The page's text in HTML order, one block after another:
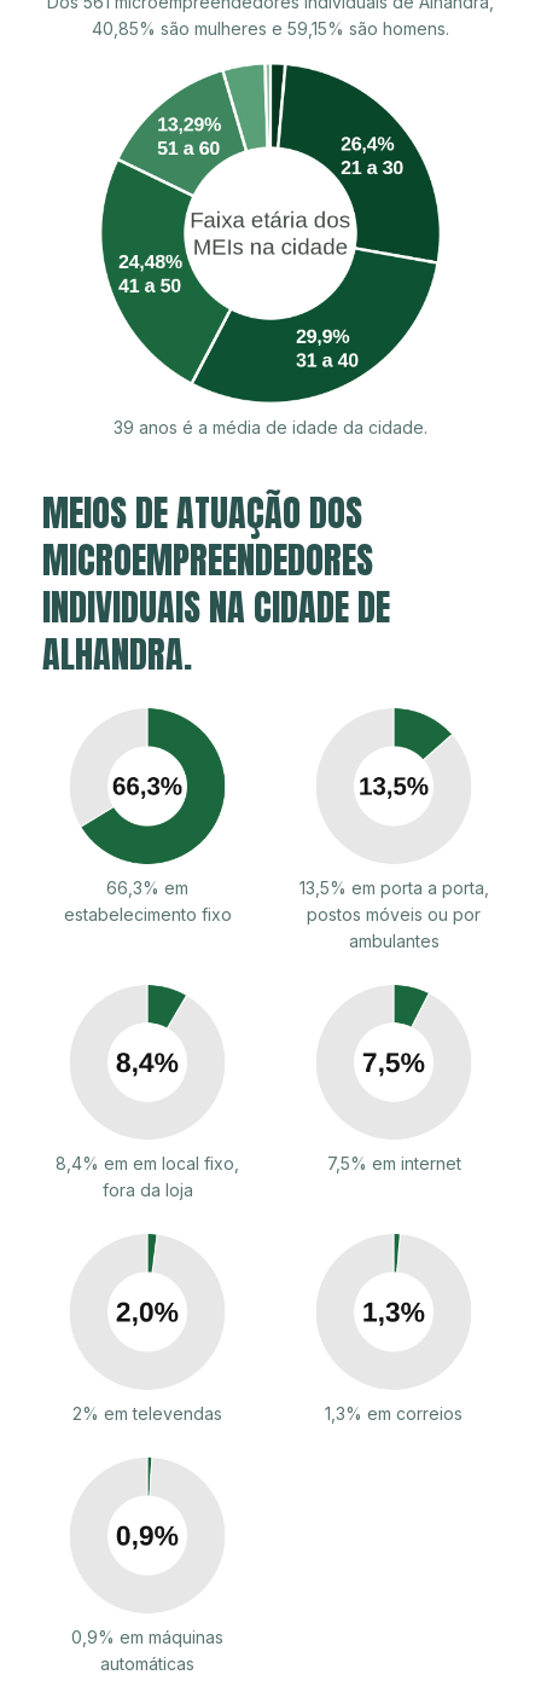
40,85% são mulheres e 59,15% são homens.
39 anos é a média de idade da cidade.
MEIOS DE ATUAÇÃO DOS
MICROEMPREENDEDORES
INDIVIDUAIS NA CIDADE DE
ALHANDRA.
66,3% em
estabelecimento fixo
13,5% em porta a porta,
postos móveis ou por
ambulantes
8,4% em em local fixo,
fora da loja
7,5% em internet
2% em televendas 1,3% em correios
0,9% em máquinas
automáticas